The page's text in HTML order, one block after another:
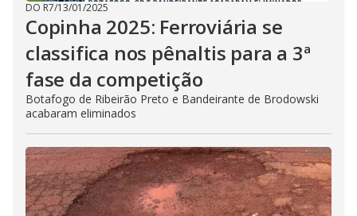
DO R7/13/01/2025
Copinha 2025: Ferroviária se
classifica nos pênaltis para a 3ª
fase da competição
Botafogo de Ribeirão Preto e Bandeirante de Brodowski
acabaram eliminados